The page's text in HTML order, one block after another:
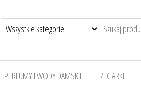
PERFUMY I WODY DAMSKIE ZEGARKI